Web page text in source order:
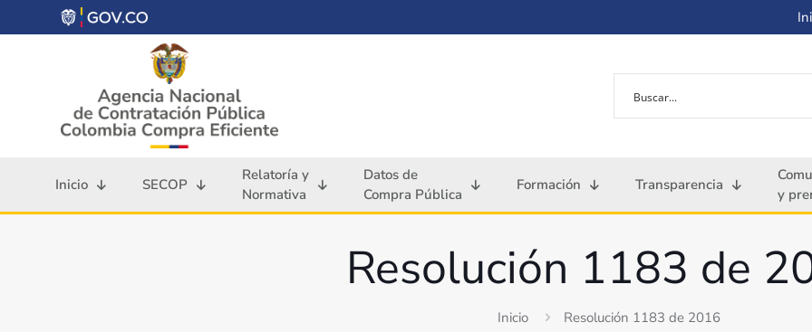
Inicio SECOP
Relatoría y
Normativa
Datos de
Compra Pública
Formación Transparencia
y
Resolución 1183 de
Inicio Resolución 1183 de 2016